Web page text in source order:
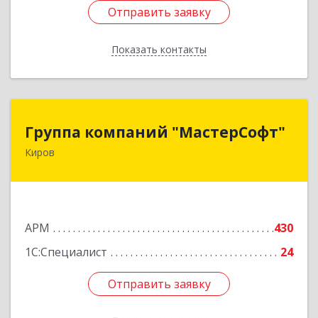
Отправить заявку
Показать контакты
Отправить заявку
Назад
Группа компаний "МастерСофт"
Киров
АРМ
430
1С:Специалист
24
Отправить заявку
Группа компаний "МастерСофт"
610017, Кировская обл, Киров г, Маклина ул,
Отправить заявку